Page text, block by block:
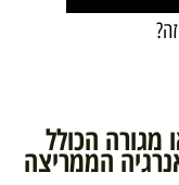
הכולל
הממריצה